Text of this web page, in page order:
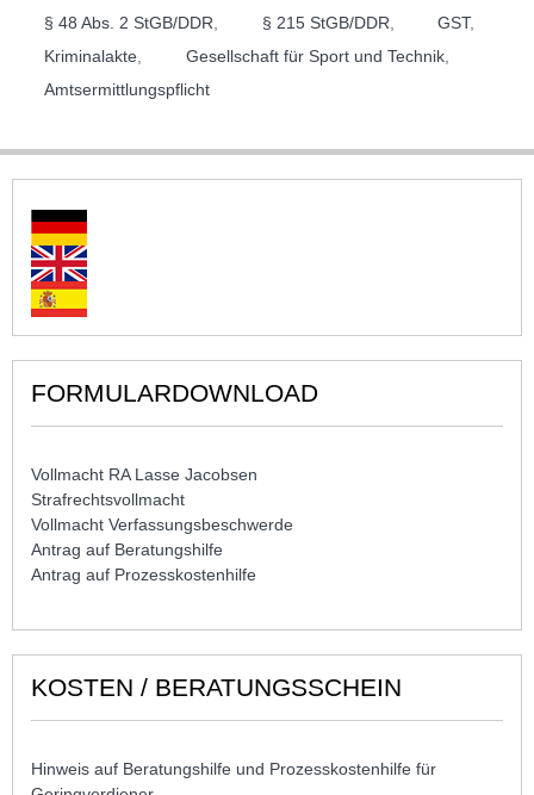
§ 48 Abs. 2 StGB/DDR
§ 215 StGB/DDR GST,
Kriminalakte
Gesellschaft für Sport und Technik,
Amtsermittlungspflicht
FORMULARDOWNLOAD
Vollmacht RA Lasse Jacobsen
Strafrechtsvollmacht
Vollmacht Verfassungsbeschwerde
Antrag auf Beratungshilfe
Antrag auf Prozesskostenhilfe
KOSTEN / BERATUNGSSCHEIN
Hinweis auf Beratungshilfe und Prozesskostenhilfe für